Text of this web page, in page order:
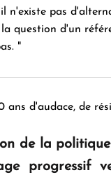
n'existe pas
la question d'un
"
ans d'audace, de
de la
progressif